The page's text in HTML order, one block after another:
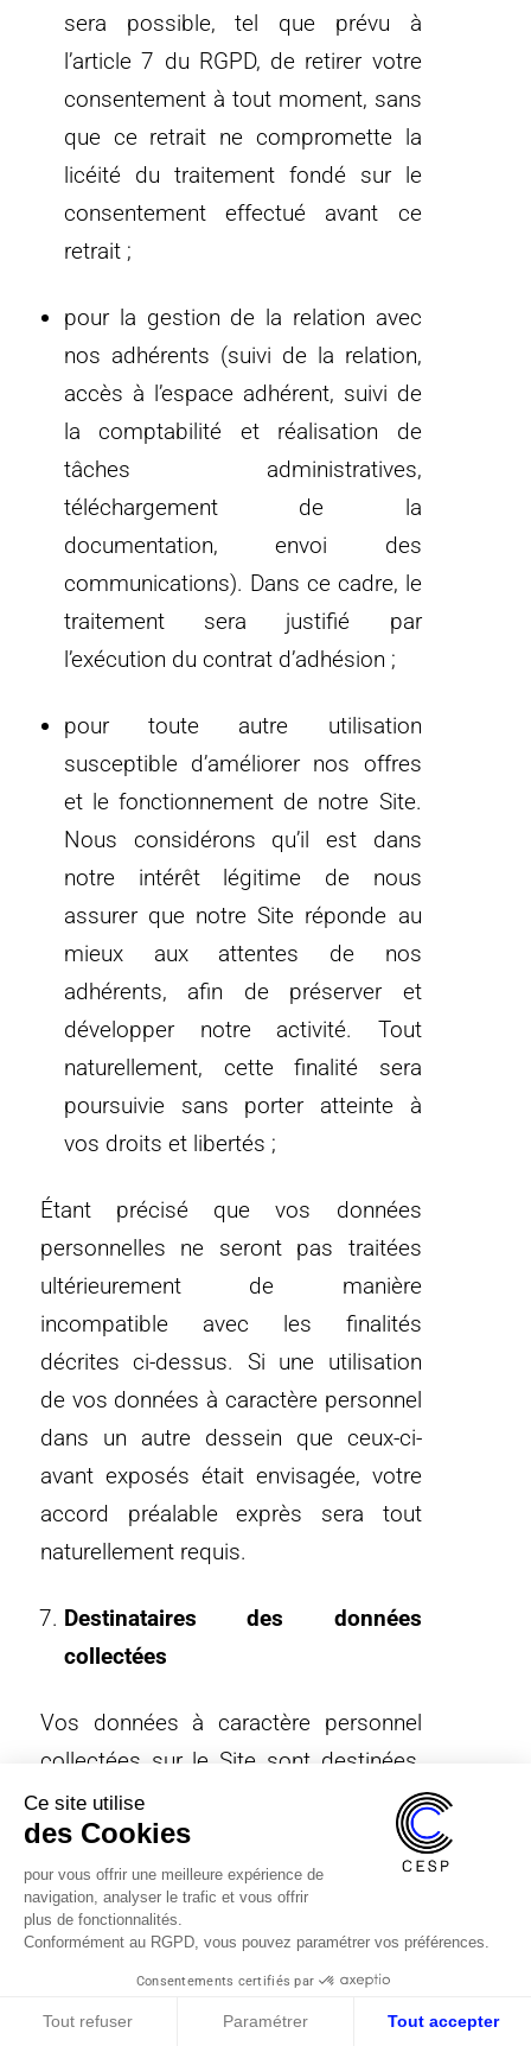
sera possible, tel que prévu à
l’article 7 du RGPD, de retirer votre
consentement à tout moment, sans
que ce retrait ne compromette la
licéité du traitement fondé sur le
consentement effectué avant ce
retrait ;
pour la gestion de la relation avec
nos adhérents (suivi de la relation,
accès à l’espace adhérent, suivi de
la comptabilité et réalisation de
tâches administratives,
téléchargement de la
documentation, envoi des
communications). Dans ce cadre, le
traitement sera justifié par
l’exécution du contrat d’adhésion ;
pour toute autre utilisation
susceptible d’améliorer nos offres
et le fonctionnement de notre Site.
Nous considérons qu’il est dans
notre intérêt légitime de nous
assurer que notre Site réponde au
mieux aux attentes de nos
adhérents, afin de préserver et
développer notre activité. Tout
naturellement, cette finalité sera
poursuivie sans porter atteinte à
vos droits et libertés ;
Étant précisé que vos données
personnelles ne seront pas traitées
ultérieurement de manière
incompatible avec les finalités
décrites ci-dessus. Si une utilisation
de vos données à caractère personnel
dans un autre dessein que ceux-ci-
avant exposés était envisagée, votre
accord préalable exprès sera tout
naturellement requis.
Destinataires des données
collectées
Vos données à caractère personnel
collectées sur le Site sont destinées,
dans la limite de leurs attributions, aux
services internes du CESP et à ses
sous-traitants, et si vous y avez
consenti aux partenaires du CESP.
Les destinataires de vos données à
caractère personnel sont, plus
Ce site utilise
des Cookies
pour vous offrir une meilleure expérience de
navigation, analyser le trafic et vous offrir
plus de fonctionnalités.
Conformément au RGPD, vous pouvez paramétrer vos préférences.
Consentements certifiés par
Tout refuser Paramétrer Tout accepter